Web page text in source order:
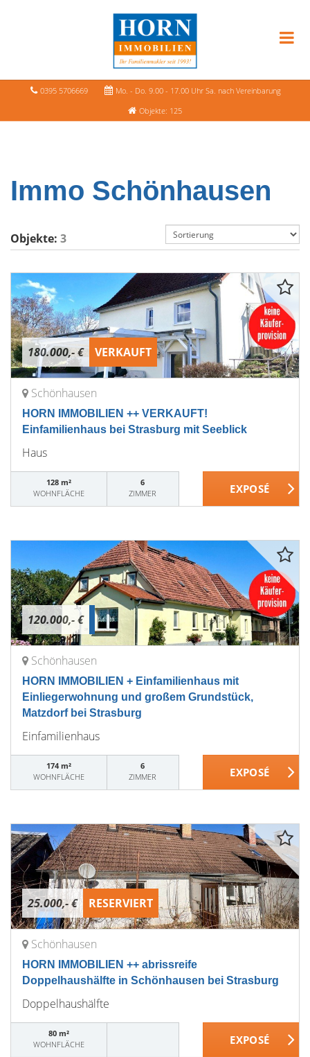
0395 5706669
Mo. - Do. 9.00 - 17.00 Uhr Sa. nach Vereinbarung
Objekte: 125
Immo Schönhausen
Objekte: 3
180.000,- € VERKAUFT
Schönhausen
HORN IMMOBILIEN ++ VERKAUFT!
Einfamilienhaus bei Strasburg mit Seeblick
Haus
128 m²
WOHNFLÄCHE
6
ZIMMER
120.000,- €
Schönhausen
HORN IMMOBILIEN + Einfamilienhaus mit
Einliegerwohnung und großem Grundstück,
Matzdorf bei Strasburg
Einfamilienhaus
174 m²
WOHNFLÄCHE
6
ZIMMER
25.000,- € RESERVIERT
Schönhausen
HORN IMMOBILIEN ++ abrissreife
Doppelhaushälfte in Schönhausen bei Strasburg
Doppelhaushälfte
80 m²
WOHNFLÄCHE